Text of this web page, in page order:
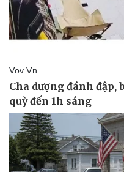
Tin nóng
Tư vấn luật